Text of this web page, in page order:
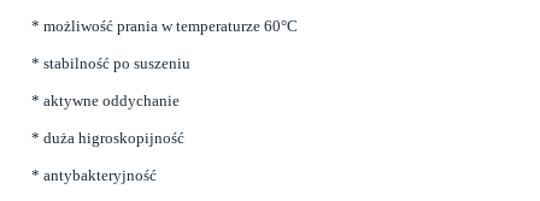
* możliwość prania w temperaturze 60°C
* stabilność po suszeniu
* aktywne oddychanie
* duża higroskopijność
* antybakteryjność